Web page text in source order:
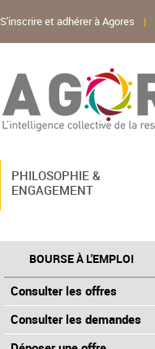
S'inscrire et adhérer à Agores |
PHILOSOPHIE &
ENGAGEMENT
BOURSE À L'EMPLOI
Consulter les offres
Consulter les demandes